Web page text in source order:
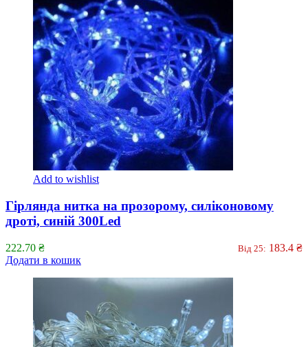
Add to wishlist
Гірлянда нитка на прозорому, силіконовому
дроті, синій 300Led
222.70 ₴ Від 25: 183.4 ₴
Додати в кошик